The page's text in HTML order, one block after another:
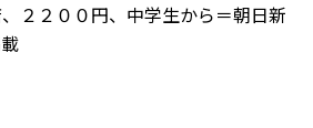
２２００円、中学生から＝朝日新